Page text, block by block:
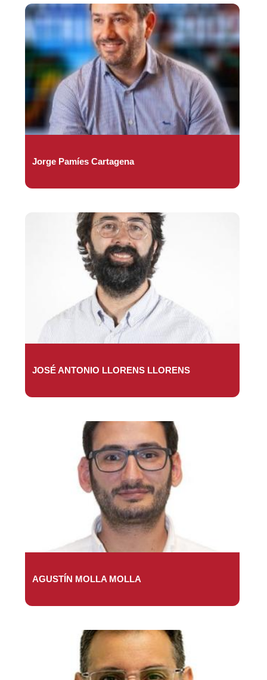
Jorge Pamíes Cartagena
JOSÉ ANTONIO LLORENS LLORENS
AGUSTÍN MOLLA MOLLA